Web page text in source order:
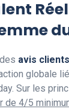
avis clients
globale
Sur les
de 4/5